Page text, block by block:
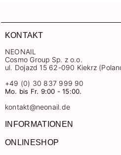
KONTAKT
NEONAIL
Cosmo Group Sp. z o.o.
ul. Dojazd 15 62-090 Kiekrz
+49 (0) 30 837 999 90
Mo. bis Fr. 9:00 - 15:00.
kontakt@neonail.de
INFORMATIONEN
ONLINESHOP